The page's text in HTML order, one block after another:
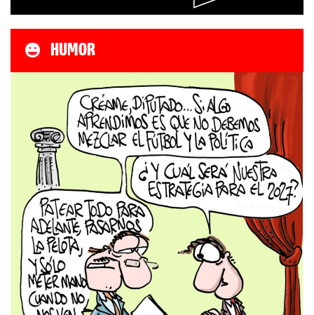
HUMOR